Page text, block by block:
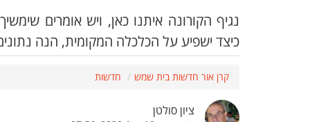
כיצד ישפיע על הכלכלה המקומית, הנה נתונים פתיחה של שנת
קרן אור חדשות בית שמש חדשות
ציון סולטן